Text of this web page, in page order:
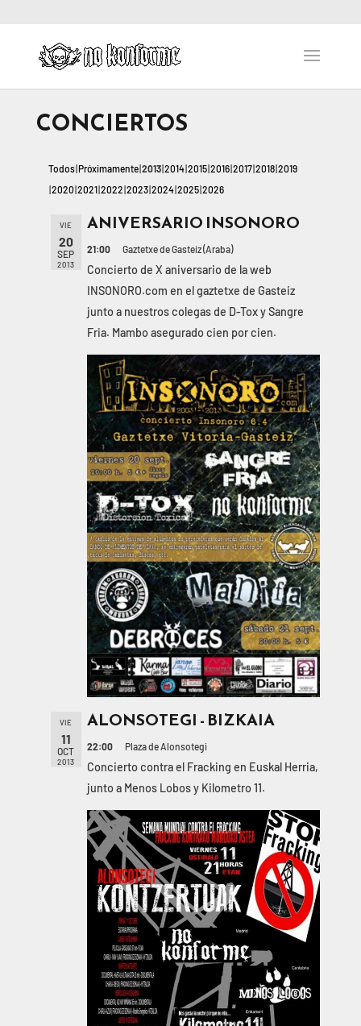
CONCIERTOS
Todos Próximamente 2013 2014 2015 2016 2017 2018 2019
2020 2021 2022 2023 2024 2025 2026
VIE
20
SEP
2013
ANIVERSARIO INSONORO
21:00 Gaztetxe de Gasteiz (Araba)
Concierto de X aniversario de la web
INSONORO.com en el gaztetxe de Gasteiz
junto a nuestros colegas de D-Tox y Sangre
Fria. Mambo asegurado cien por cien.
VIE
11
OCT
2013
ALONSOTEGI - BIZKAIA
22:00 Plaza de Alonsotegi
Concierto contra el Fracking en Euskal Herria,
junto a Menos Lobos y Kilometro 11.